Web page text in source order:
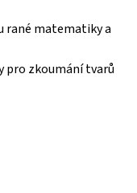
rané matematiky a
pro zkoumání tvarů